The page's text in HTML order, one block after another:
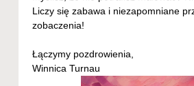
Liczy się zabawa i niezapomniane
zobaczenia!
Łączymy pozdrowienia,
Winnica Turnau